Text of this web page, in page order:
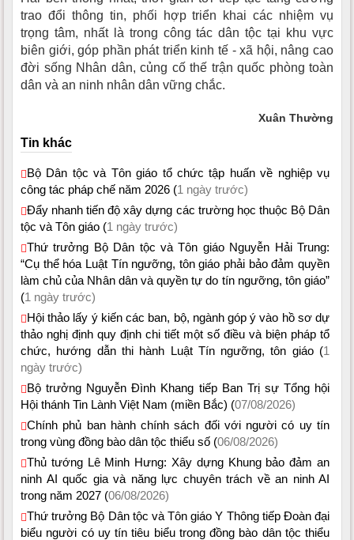
trao đổi thông tin, phối hợp triển khai các nhiệm vụ
trọng tâm, nhất là trong công tác dân tộc tại khu vực
biên giới, góp phần phát triển kinh tế - xã hội, nâng cao
đời sống Nhân dân, củng cố thế trận quốc phòng toàn
dân và an ninh nhân dân vững chắc.
Xuân Thường
Tin khác
Bộ Dân tộc và Tôn giáo tổ chức tập huấn về nghiệp vụ
công tác pháp chế năm 2026 (1 ngày trước)
Đẩy nhanh tiến độ xây dựng các trường học thuộc Bộ Dân
tộc và Tôn giáo (1 ngày trước)
Thứ trưởng Bộ Dân tộc và Tôn giáo Nguyễn Hải Trung:
“Cụ thể hóa Luật Tín ngưỡng, tôn giáo phải bảo đảm quyền
làm chủ của Nhân dân và quyền tự do tín ngưỡng, tôn giáo”
(1 ngày trước)
Hội thảo lấy ý kiến các ban, bộ, ngành góp ý vào hồ sơ dự
thảo nghị định quy định chi tiết một số điều và biện pháp tổ
chức, hướng dẫn thi hành Luật Tín ngưỡng, tôn giáo (1
ngày trước)
Bộ trưởng Nguyễn Đình Khang tiếp Ban Trị sự Tổng hội
Hội thánh Tin Lành Việt Nam (miền Bắc) (07/08/2026)
Chính phủ ban hành chính sách đối với người có uy tín
trong vùng đồng bào dân tộc thiểu số (06/08/2026)
Thủ tướng Lê Minh Hưng: Xây dựng Khung bảo đảm an
ninh AI quốc gia và năng lực chuyên trách về an ninh AI
trong năm 2027 (06/08/2026)
Thứ trưởng Bộ Dân tộc và Tôn giáo Y Thông tiếp Đoàn đại
biểu người có uy tín tiêu biểu trong đồng bào dân tộc thiểu